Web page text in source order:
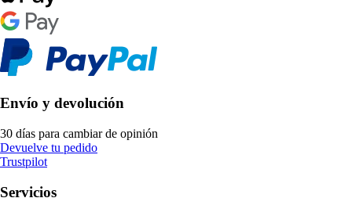
Envío y devolución
30 días para cambiar de opinión
Devuelve tu pedido
Trustpilot
Servicios